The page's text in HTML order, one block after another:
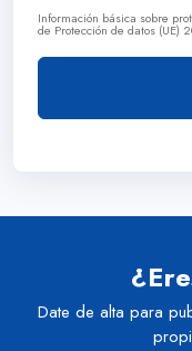
Información básica sobre
de Protección de datos (UE)
Date de alta para